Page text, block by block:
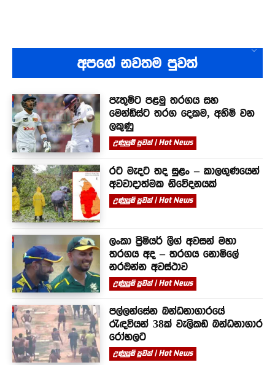
අපගේ නවතම පුවත්
පැතුම්ට පළමු තරගය සහ
මෙන්ඩිස්ට තරග දෙකම, අහිමි වන
ලකුණු
උණුසුම් පුවත් | Hot News
රට මැදට තද සුළං – කාලගුණයෙන්
අවවාදාත්මක නිවේදනයක්
උණුසුම් පුවත් | Hot News
ලංකා ප්‍රිමියර් ලීග් අවසන් මහා
තරගය අද – තරගය නොමිලේ
නරඹන්න අවස්ථාව
උණුසුම් පුවත් | Hot News
පල්ලන්සේන බන්ධනාගාරයේ
රැඳවියන් 38ක් වැලිකඩ බන්ධනාගාර
රෝහලට
උණුසුම් පුවත් | Hot News